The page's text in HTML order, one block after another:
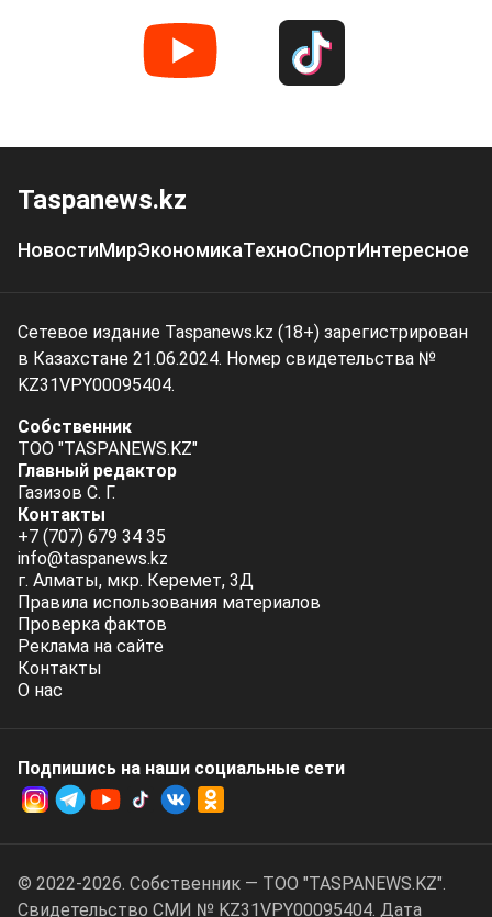
Taspanews.kz
НовостиМирЭкономикаТехноСпортИнтересное
Сетевое издание Taspanews.kz (18+) зарегистрирован
в Казахстане 21.06.2024. Номер свидетельства №
KZ31VPY00095404.
Собственник
ТОО "TASPANEWS.KZ"
Главный редактор
Газизов С. Г.
Контакты
+7 (707) 679 34 35
info@taspanews.kz
г. Алматы, мкр. Керемет, 3Д
Правила использования материалов
Проверка фактов
Реклама на сайте
Контакты
О нас
Подпишись на наши социальные cети
© 2022-2026. Собственник — ТОО "TASPANEWS.KZ".
Cвидетельство СМИ № KZ31VPY00095404. Дата